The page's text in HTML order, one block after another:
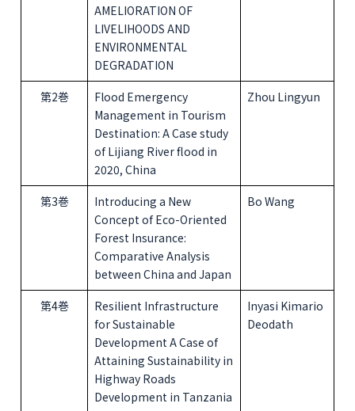
AMELIORATION OF
LIVELIHOODS AND
ENVIRONMENTAL
DEGRADATION
第2巻
Flood Emergency
Management in Tourism
Destination: A Case study
of Lijiang River flood in
2020, China
Zhou Lingyun
第3巻
Introducing a New
Concept of Eco-Oriented
Forest Insurance:
Comparative Analysis
between China and Japan
Bo Wang
第4巻
Resilient Infrastructure
for Sustainable
Development A Case of
Attaining Sustainability in
Highway Roads
Development in Tanzania
Inyasi Kimario
Deodath